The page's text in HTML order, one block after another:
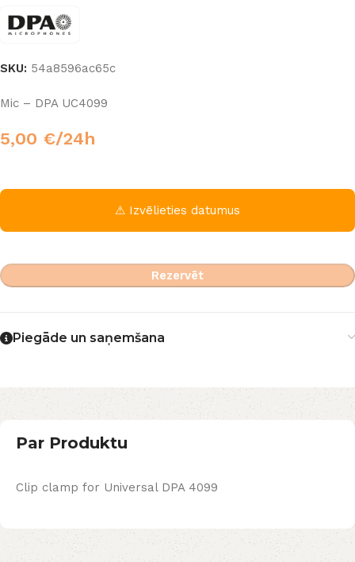
SKU: 54a8596ac65c
Mic – DPA UC4099
5,00 €/24h
⚠ Izvēlieties datumus
Rezervēt
Piegāde un saņemšana
Par Produktu
Clip clamp for Universal DPA 4099